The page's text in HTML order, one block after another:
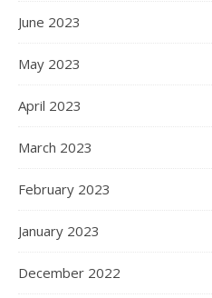
June 2023
May 2023
April 2023
March 2023
February 2023
January 2023
December 2022